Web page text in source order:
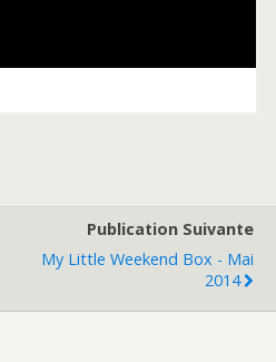
Publication Suivante
My Little Weekend Box - Mai
2014